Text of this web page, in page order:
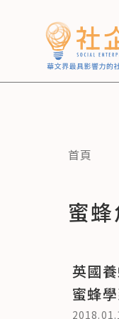
首頁
蜜
英國
蜜蜂